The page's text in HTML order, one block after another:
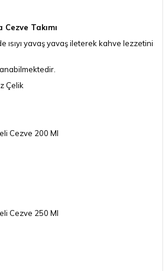
Takımı
ısıyı yavaş yavaş ileterek kahve lezzetini
Çelik
Cezve 200 Ml
Cezve 250 Ml